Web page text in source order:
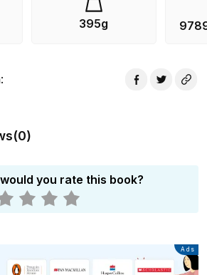
395g
:
(0)
you rate this book?
Advertisement
Ads